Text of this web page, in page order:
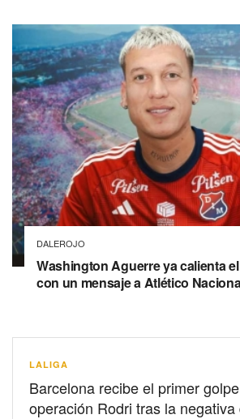
DALEROJO
Washington Aguerre ya calienta
con un mensaje a Atlético
LALIGA
Barcelona recibe el primer
operación Rodri tras la negativa